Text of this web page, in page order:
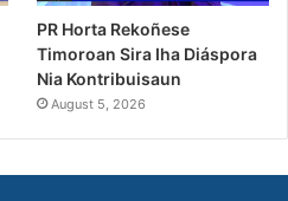
PR Horta Rekoñese
Timoroan Sira Iha Diáspora
Nia Kontribuisaun
August 5, 2026